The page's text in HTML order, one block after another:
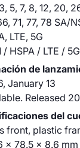
5, 7, 8, 12, 20,
71, 77, 78 SA/
LTE, 5G
/ HSPA / LTE / 5G
de
January 13
Released
del
front, plastic
x 78.5 x 8.6